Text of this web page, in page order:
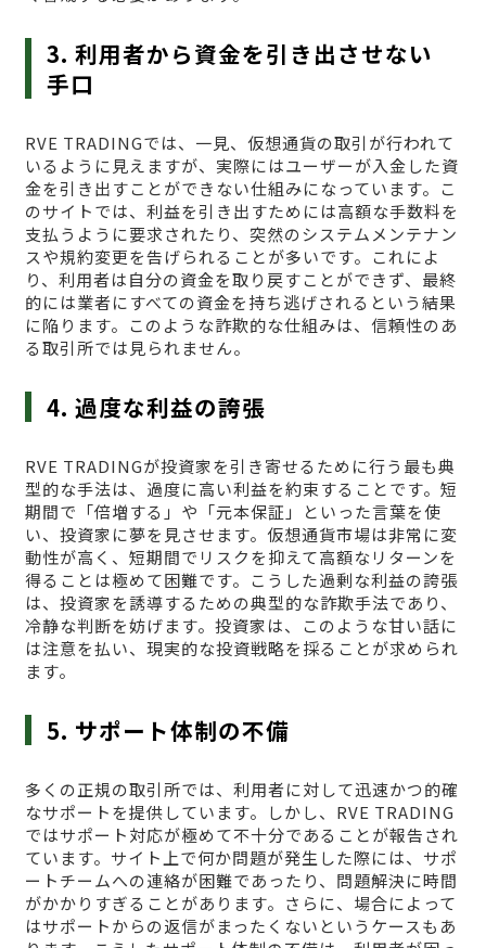
3. 利用者から資金を引き出させない
手口
RVE TRADINGでは、一見、仮想通貨の取引が行われて
いるように見えますが、実際にはユーザーが入金した資
金を引き出すことができない仕組みになっています。こ
のサイトでは、利益を引き出すためには高額な手数料を
支払うように要求されたり、突然のシステムメンテナン
スや規約変更を告げられることが多いです。これによ
り、利用者は自分の資金を取り戻すことができず、最終
的には業者にすべての資金を持ち逃げされるという結果
に陥ります。このような詐欺的な仕組みは、信頼性のあ
る取引所では見られません。
4. 過度な利益の誇張
RVE TRADINGが投資家を引き寄せるために行う最も典
型的な手法は、過度に高い利益を約束することです。短
期間で「倍増する」や「元本保証」といった言葉を使
い、投資家に夢を見させます。仮想通貨市場は非常に変
動性が高く、短期間でリスクを抑えて高額なリターンを
得ることは極めて困難です。こうした過剰な利益の誇張
は、投資家を誘導するための典型的な詐欺手法であり、
冷静な判断を妨げます。投資家は、このような甘い話に
は注意を払い、現実的な投資戦略を採ることが求められ
ます。
5. サポート体制の不備
多くの正規の取引所では、利用者に対して迅速かつ的確
なサポートを提供しています。しかし、RVE TRADING
ではサポート対応が極めて不十分であることが報告され
ています。サイト上で何か問題が発生した際には、サポ
ートチームへの連絡が困難であったり、問題解決に時間
がかかりすぎることがあります。さらに、場合によって
はサポートからの返信がまったくないというケースもあ